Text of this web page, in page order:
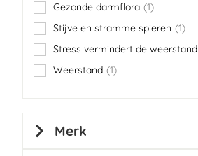
Gezonde darmflora 1
item
Stijve en stramme spieren
1
item
Stress vermindert de weerstand
Weerstand 1
item
Merk